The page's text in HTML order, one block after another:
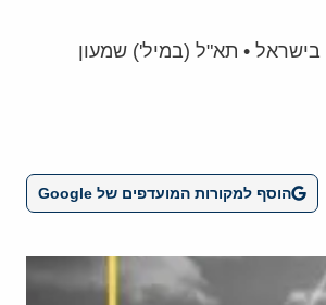
• תא"ל (במיל') שמעון
הוסף למקורות המועדפים של Google